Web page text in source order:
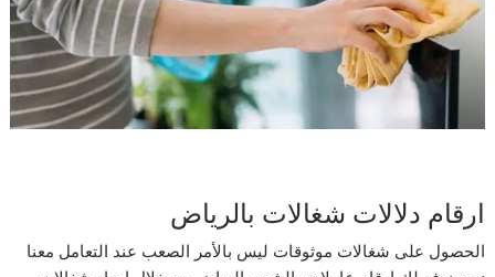
ارقام دلالات شغالات بالرياض
الحصول على شغالات موثوقات ليس بالأمر الصعب عند التعامل معنا